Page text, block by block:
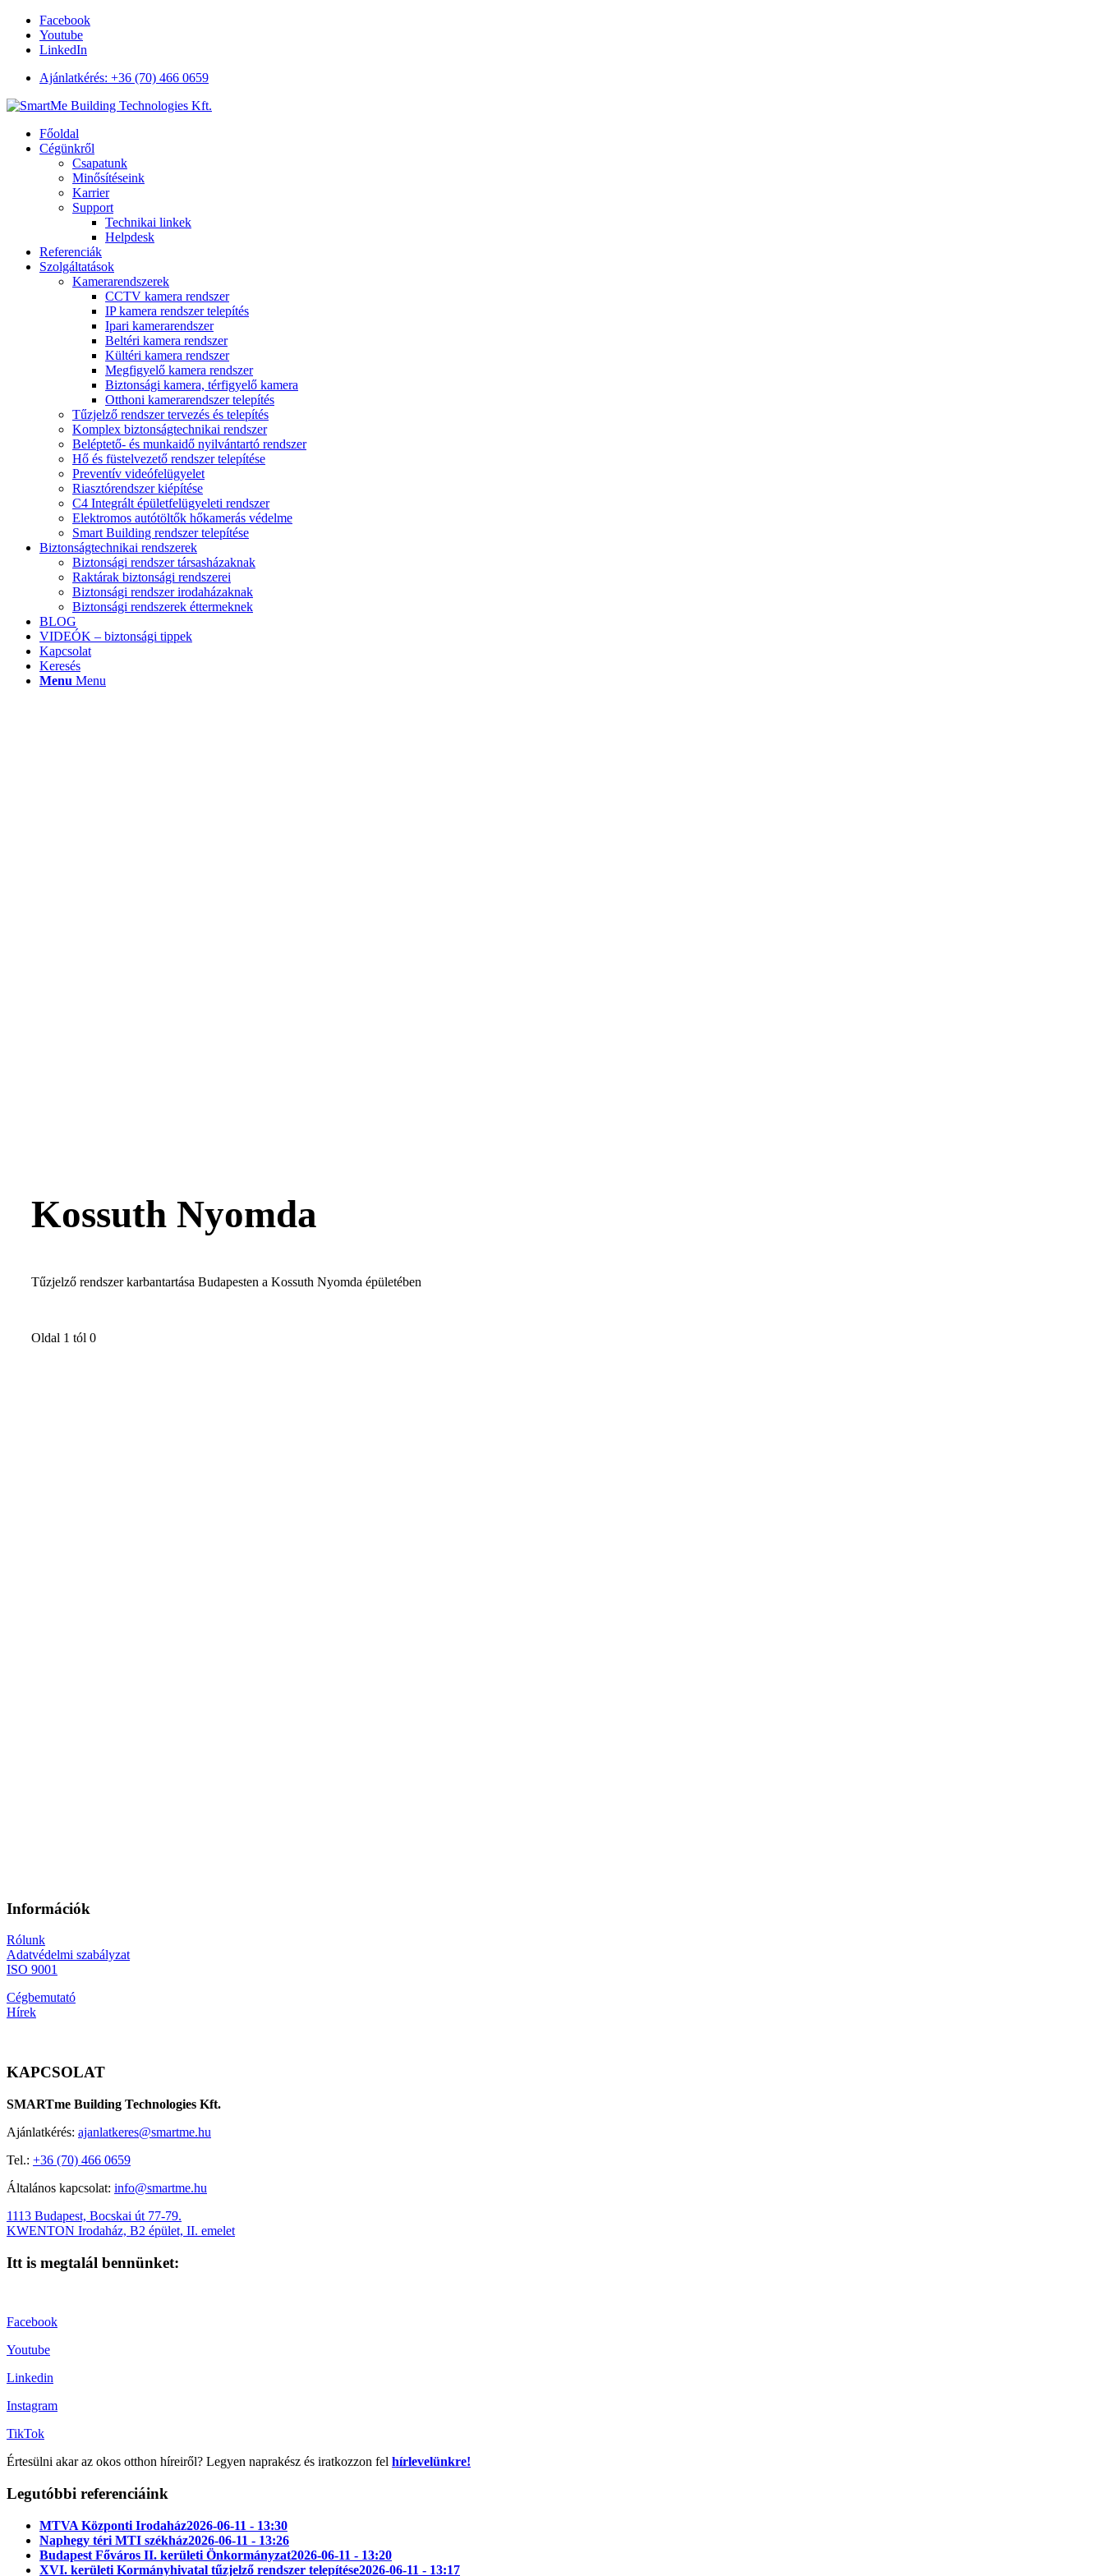
Facebook
Youtube
LinkedIn
Ajánlatkérés: +36 (70) 466 0659
Főoldal
Cégünkről
Csapatunk
Minősítéseink
Karrier
Support
Technikai linkek
Helpdesk
Referenciák
Szolgáltatások
Kamerarendszerek
CCTV kamera rendszer
IP kamera rendszer telepítés
Ipari kamerarendszer
Beltéri kamera rendszer
Kültéri kamera rendszer
Megfigyelő kamera rendszer
Biztonsági kamera, térfigyelő kamera
Otthoni kamerarendszer telepítés
Tűzjelző rendszer tervezés és telepítés
Komplex biztonságtechnikai rendszer
Beléptető- és munkaidő nyilvántartó rendszer
Hő és füstelvezető rendszer telepítése
Preventív videófelügyelet
Riasztórendszer kiépítése
C4 Integrált épületfelügyeleti rendszer
Elektromos autótöltők hőkamerás védelme
Smart Building rendszer telepítése
Biztonságtechnikai rendszerek
Biztonsági rendszer társasházaknak
Raktárak biztonsági rendszerei
Biztonsági rendszer irodaházaknak
Biztonsági rendszerek éttermeknek
BLOG
VIDEÓK – biztonsági tippek
Kapcsolat
Keresés
Menu Menu
Kossuth Nyomda
Tűzjelző rendszer karbantartása Budapesten a Kossuth Nyomda épületében
Oldal 1 tól 0
Információk
Rólunk
Adatvédelmi szabályzat
ISO 9001
Cégbemutató
Hírek
KAPCSOLAT
SMARTme Building Technologies Kft.
Ajánlatkérés: ajanlatkeres@smartme.hu
Tel.: +36 (70) 466 0659
Általános kapcsolat: info@smartme.hu
1113 Budapest, Bocskai út 77-79.
KWENTON Irodaház, B2 épület, II. emelet
Itt is megtalál bennünket:
Facebook
Youtube
Linkedin
Instagram
TikTok
Értesülni akar az okos otthon híreiről? Legyen naprakész és iratkozzon fel hírlevelünkre!
Legutóbbi referenciáink
MTVA Központi Irodaház2026-06-11 - 13:30
Naphegy téri MTI székház2026-06-11 - 13:26
Budapest Főváros II. kerületi Önkormányzat2026-06-11 - 13:20
XVI. kerületi Kormányhivatal tűzjelző rendszer telepítése2026-06-11 - 13:17